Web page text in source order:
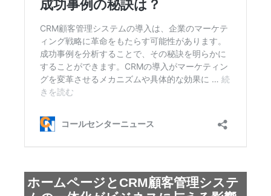
ホームページとCRM顧客管理システ